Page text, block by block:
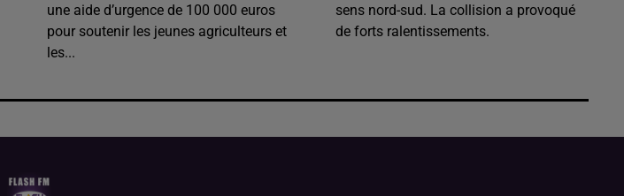
une aide d’urgence de 100 000 euros
pour soutenir les jeunes agriculteurs et
les...
sens nord-sud. La collision a provoqué
de forts ralentissements.